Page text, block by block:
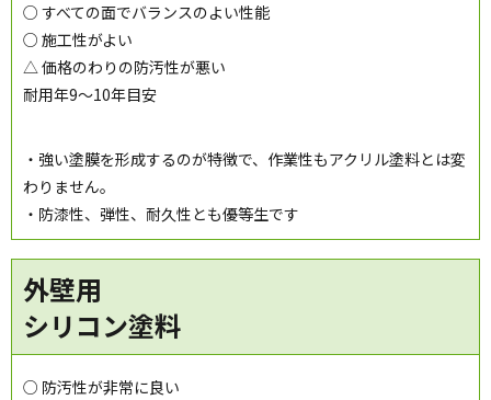
○ すべての面でバランスのよい性能
○ 施工性がよい
△ 価格のわりの防汚性が悪い
耐用年9～10年目安
・強い塗膜を形成するのが特徴で、作業性もアクリル塗料とは変
わりません。
・防漆性、弾性、耐久性とも優等生です
外壁用
シリコン塗料
○ 防汚性が非常に良い